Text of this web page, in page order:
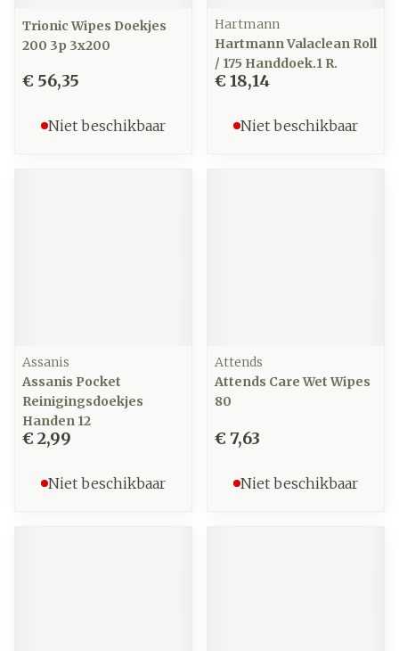
Trionic Wipes Doekjes
200 3p 3x200
€ 56,35
Niet beschikbaar
Hartmann
Hartmann Valaclean Roll
/ 175 Handdoek.1 R.
€ 18,14
Niet beschikbaar
Assanis
Assanis Pocket
Reinigingsdoekjes
Handen 12
€ 2,99
Niet beschikbaar
Attends
Attends Care Wet Wipes
80
€ 7,63
Niet beschikbaar